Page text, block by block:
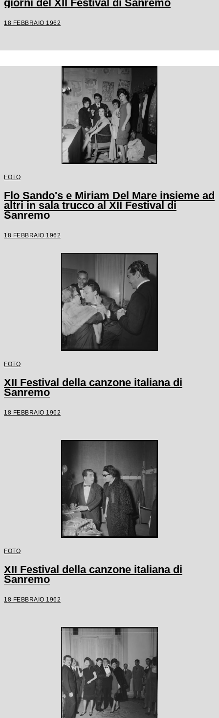
giorni del XII Festival di Sanremo
18 FEBBRAIO 1962
FOTO
Flo Sando's e Miriam Del Mare insieme ad
altri in sala trucco al XII Festival di
Sanremo
18 FEBBRAIO 1962
FOTO
XII Festival della canzone italiana di
Sanremo
18 FEBBRAIO 1962
FOTO
XII Festival della canzone italiana di
Sanremo
18 FEBBRAIO 1962